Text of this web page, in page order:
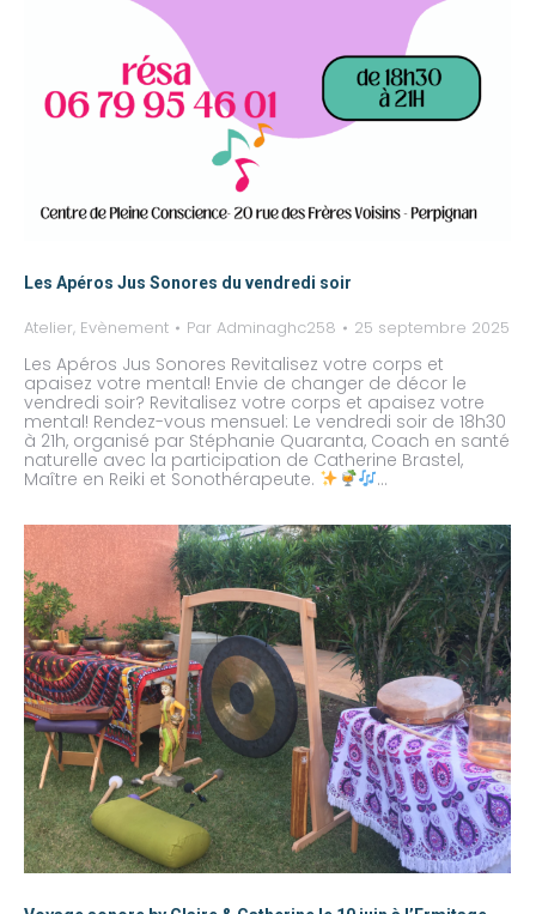
Les Apéros Jus Sonores du vendredi soir
Atelier, Evènement Par Adminaghc258 25 septembre 2025
Les Apéros Jus Sonores Revitalisez votre corps et
apaisez votre mental! Envie de changer de décor le
vendredi soir? Revitalisez votre corps et apaisez votre
mental! Rendez-vous mensuel: Le vendredi soir de 18h30
à 21h, organisé par Stéphanie Quaranta, Coach en santé
naturelle avec la participation de Catherine Brastel,
Maître en Reiki et Sonothérapeute.
…